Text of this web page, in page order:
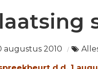
augustus 2010